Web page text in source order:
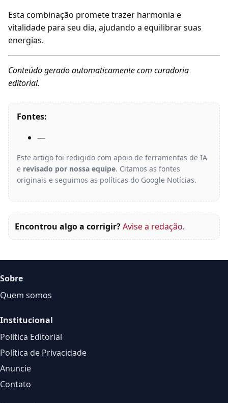
Esta combinação promete trazer harmonia e
vitalidade para seu dia, ajudando a equilibrar suas
energias.
Conteúdo gerado automaticamente com curadoria
editorial.
Fontes:
—
Este artigo foi redigido com apoio de ferramentas de IA
e revisado por nossa equipe. Citamos as fontes
originais e seguimos as políticas do Google Notícias.
Encontrou algo a corrigir?Avise a redação.
Sobre
Quem somos
Institucional
Política Editorial
Política de Privacidade
Anuncie
Contato